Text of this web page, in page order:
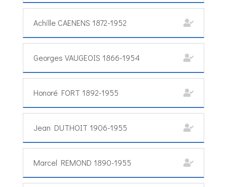
Achille CAENENS 1872-1952
Georges VAUGEOIS 1866-1954
Honoré FORT 1892-1955
Jean DUTHOIT 1906-1955
Marcel REMOND 1890-1955